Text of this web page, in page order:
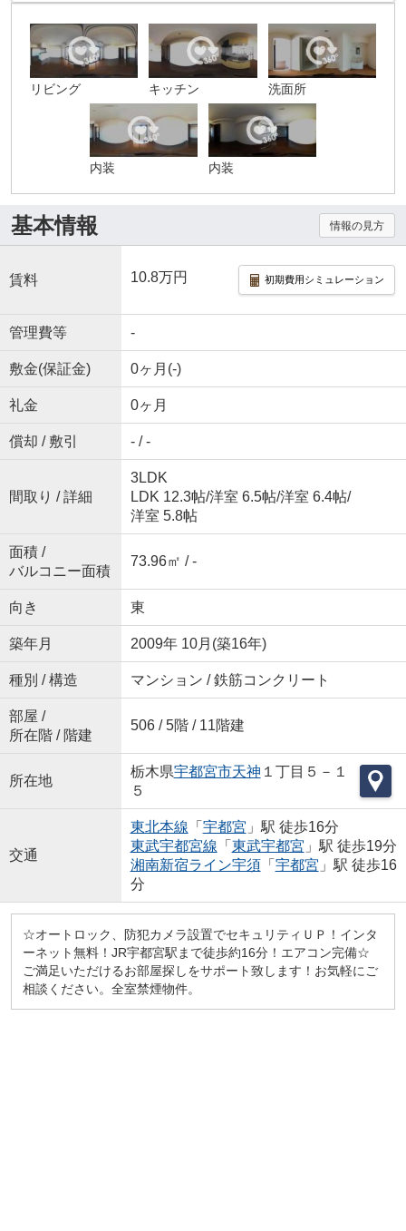
リビング キッチン 洗面所
内装 内装
基本情報 情報の見方
賃料 10.8万円 初期費用シミュレーション
管理費等 -
敷金(保証金) 0ヶ月(-)
礼金 0ヶ月
償却 / 敷引 - / -
間取り / 詳細
3LDK
LDK 12.3帖/洋室 6.5帖/洋室 6.4帖/
洋室 5.8帖
面積 /
バルコニー面積
73.96㎡ / -
向き 東
築年月 2009年 10月(築16年)
種別 / 構造 マンション / 鉄筋コンクリート
部屋 /
所在階 / 階建
506 / 5階 / 11階建
所在地
栃木県宇都宮市天神 １丁目５－１
５
交通
東北本線 「 宇都宮 」駅 徒歩16分
東武宇都宮線 「 東武宇都宮 」駅 徒歩19分
湘南新宿ライン宇須「 宇都宮 」駅 徒歩16
分
☆オートロック、防犯カメラ設置でセキュリティＵＰ！インタ
ーネット無料！JR宇都宮駅まで徒歩約16分！エアコン完備☆
ご満足いただけるお部屋探しをサポート致します！お気軽にご
相談ください。全室禁煙物件。